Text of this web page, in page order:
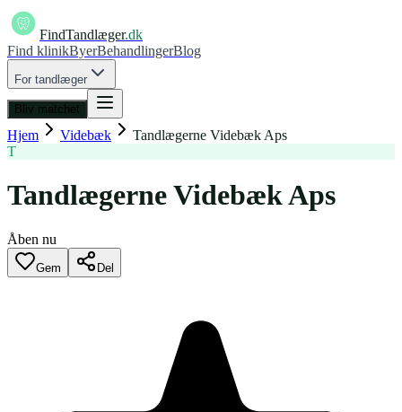
FindTandlæger.dk
Find klinikByerBehandlingerBlog
For tandlæger
Bliv matchet
Hjem Videbæk
Tandlægerne Videbæk Aps
T
Tandlægerne Videbæk Aps
Åben nu
Gem Del